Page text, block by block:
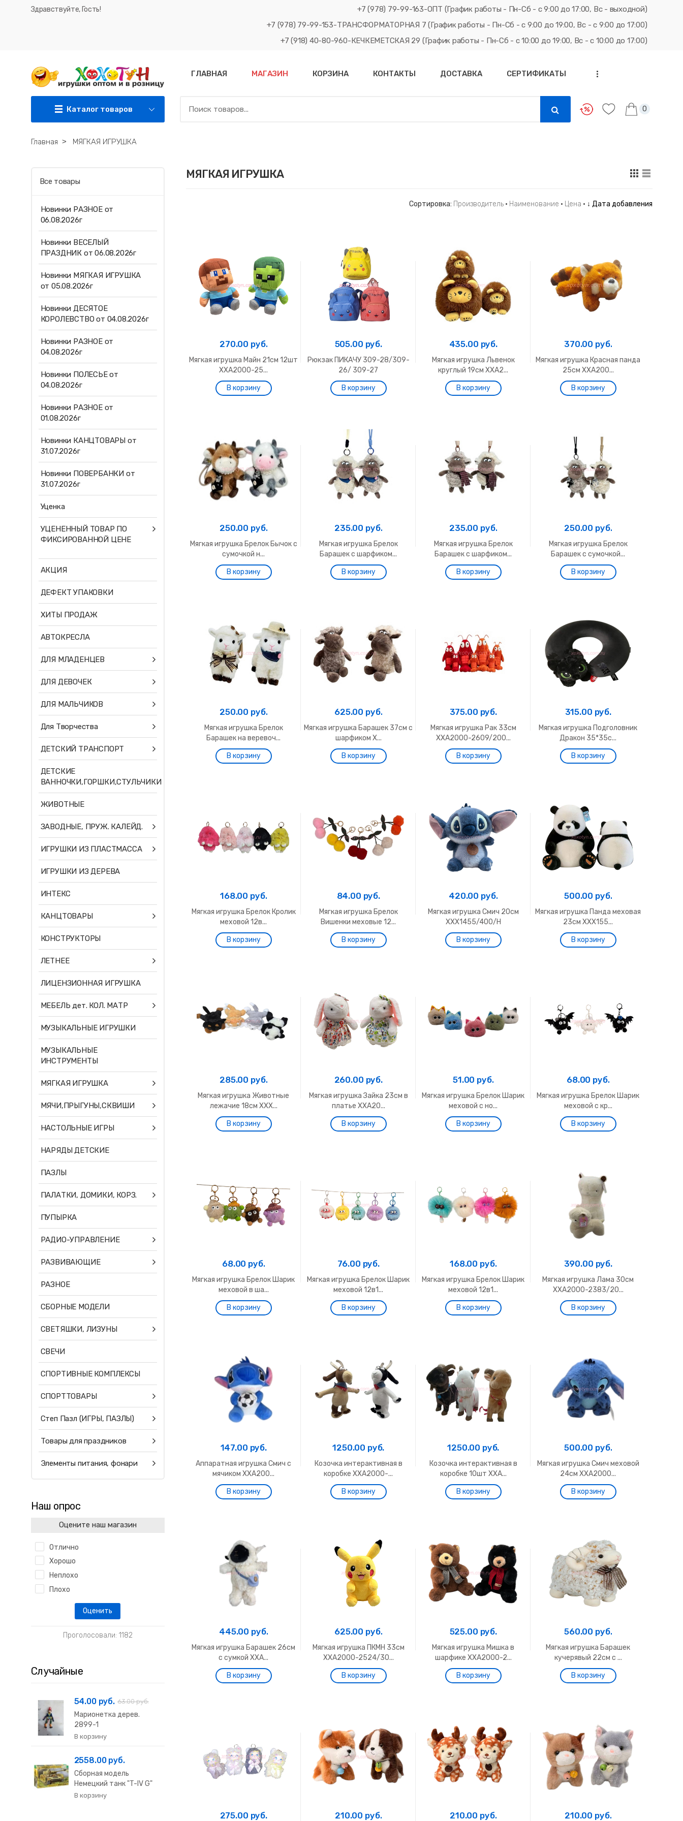
Здравствуйте, Гость!
+7 (978) 79-99-163-ОПТ (График работы - Пн-Сб - с 9:00 до 17:00, Вс - выходной)
+7 (978) 79-99-153-ТРАНСФОРМАТОРНАЯ 7 (График работы - Пн-Сб - с 9:00 до 19:00, Вс - с 9:00 до 17:00)
+7 (918) 40-80-960-КЕЧКЕМЕТСКАЯ 29 (График работы - Пн-Сб - с 10:00 до 19:00, Вс - с 10:00 до 17:00)
Каталог товаров
ГЛАВНАЯ МАГАЗИН КОРЗИНА КОНТАКТЫ ДОСТАВКА СЕРТИФИКАТЫ ...
0
Главная ˃ МЯГКАЯ ИГРУШКА
МЯГКАЯ ИГРУШКА
Сортировка: Производитель· Наименование · Цена · ↓ Дата добавления
270.00 руб.
Мягкая игрушка Майн 21см 12шт
ХХА2000-25...
505.00 руб.
Рюкзак ПИКАЧУ 309-28/309-
26/ 309-27
435.00 руб.
Мягкая игрушка Львенок
круглый 19см ХХА2...
370.00 руб.
Мягкая игрушка Красная панда
25см ХХА200...
250.00 руб.
Мягкая игрушка Брелок Бычок с
сумочкой н...
235.00 руб.
Мягкая игрушка Брелок
Барашек с шарфиком...
235.00 руб.
Мягкая игрушка Брелок
Барашек с шарфиком...
250.00 руб.
Мягкая игрушка Брелок
Барашек с сумочкой...
250.00 руб.
Мягкая игрушка Брелок
Барашек на веревоч...
625.00 руб.
Мягкая игрушка Барашек 37см с
шарфиком Х...
375.00 руб.
Мягкая игрушка Рак 33см
ХХА2000-2609/200...
315.00 руб.
Мягкая игрушка Подголовник
Дракон 35*35с...
168.00 руб.
Мягкая игрушка Брелок Кролик
меховой 12в...
84.00 руб.
Мягкая игрушка Брелок
Вишенки меховые 12...
420.00 руб.
Мягкая игрушка Смич 20см
ХХХ1455/400/Н
500.00 руб.
Мягкая игрушка Панда меховая
23см ХХХ155...
285.00 руб.
Мягкая игрушка Животные
лежачие 18см ХХХ...
260.00 руб.
Мягкая игрушка Зайка 23см в
платье ХХА20...
51.00 руб.
Мягкая игрушка Брелок Шарик
меховой с но...
68.00 руб.
Мягкая игрушка Брелок Шарик
меховой с кр...
68.00 руб.
Мягкая игрушка Брелок Шарик
меховой в ша...
76.00 руб.
Мягкая игрушка Брелок Шарик
меховой 12в1...
168.00 руб.
Мягкая игрушка Брелок Шарик
меховой 12в1...
390.00 руб.
Мягкая игрушка Лама 30см
ХХА2000-2383/20...
147.00 руб.
Аппаратная игрушка Смич с
мячиком ХХА200...
1250.00 руб.
Козочка интерактивная в
коробке ХХА2000-...
1250.00 руб.
Козочка интерактивная в
коробке 10шт ХХА...
500.00 руб.
Мягкая игрушка Смич меховой
24см ХХА2000...
445.00 руб.
Мягкая игрушка Барашек 26см
с сумкой ХХА...
625.00 руб.
Мягкая игрушка ПКМН 33см
ХХА2000-2524/30...
525.00 руб.
Мягкая игрушка Мишка в
шарфике ХХА2000-2...
560.00 руб.
Мягкая игрушка Барашек
кучерявый 22см с ...
275.00 руб. 210.00 руб. 210.00 руб. 210.00 руб.
Все товары
Новинки РАЗНОЕ от
06.08.2026г
Новинки ВЕСЕЛЫЙ
ПРАЗДНИК от 06.08.2026г
Новинки МЯГКАЯ ИГРУШКА
от 05.08.2026г
Новинки ДЕСЯТОЕ
КОРОЛЕВСТВО от 04.08.2026г
Новинки РАЗНОЕ от
04.08.2026г
Новинки ПОЛЕСЬЕ от
04.08.2026г
Новинки РАЗНОЕ от
01.08.2026г
Новинки КАНЦТОВАРЫ от
31.07.2026г
Новинки ПОВЕРБАНКИ от
31.07.2026г
Уценка
УЦЕНЕННЫЙ ТОВАР ПО
ФИКСИРОВАННОЙ ЦЕНЕ
АКЦИЯ
ДЕФЕКТ УПАКОВКИ
ХИТЫ ПРОДАЖ
АВТОКРЕСЛА
ДЛЯ МЛАДЕНЦЕВ
ДЛЯ ДЕВОЧЕК
ДЛЯ МАЛЬЧИКОВ
Для Творчества
ДЕТСКИЙ ТРАНСПОРТ
ДЕТСКИЕ
ВАННОЧКИ,ГОРШКИ,СТУЛЬЧИКИ
ЖИВОТНЫЕ
ЗАВОДНЫЕ, ПРУЖ. КАЛЕЙД.
ИГРУШКИ ИЗ ПЛАСТМАССА
ИГРУШКИ ИЗ ДЕРЕВА
ИНТЕКС
КАНЦТОВАРЫ
КОНСТРУКТОРЫ
ЛЕТНЕЕ
ЛИЦЕНЗИОННАЯ ИГРУШКА
МЕБЕЛЬ дет. КОЛ. МАТР
МУЗЫКАЛЬНЫЕ ИГРУШКИ
МУЗЫКАЛЬНЫЕ
ИНСТРУМЕНТЫ
МЯГКАЯ ИГРУШКА
МЯЧИ,ПРЫГУНЫ,СКВИШИ
НАСТОЛЬНЫЕ ИГРЫ
НАРЯДЫ ДЕТСКИЕ
ПАЗЛЫ
ПАЛАТКИ, ДОМИКИ, КОРЗ.
ПУПЫРКА
РАДИО-УПРАВЛЕНИЕ
РАЗВИВАЮЩИЕ
РАЗНОЕ
СБОРНЫЕ МОДЕЛИ
СВЕТЯШКИ, ЛИЗУНЫ
СВЕЧИ
СПОРТИВНЫЕ КОМПЛЕКСЫ
СПОРТТОВАРЫ
Степ Пазл (ИГРЫ, ПАЗЛЫ)
Товары для праздников
Элементы питания, фонари
Наш опрос
Оцените наш магазин
Отлично
Хорошо
Неплохо
Плохо
Проголосовали: 1182
Случайные
54.00 руб. 63.00 руб.
Марионетка дерев.
2899-1
2558.00 руб.
Сборная модель
Немецкий танк "T-IV G"
36...